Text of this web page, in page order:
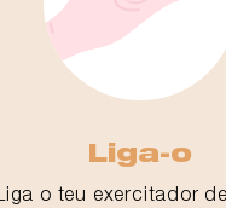
Liga-o
o teu exercitador